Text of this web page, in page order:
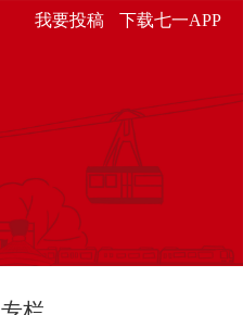
我要投稿 下载七一APP